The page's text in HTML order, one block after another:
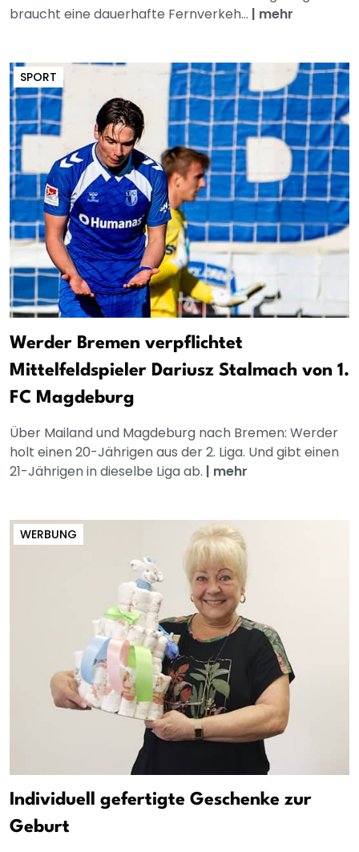
braucht eine dauerhafte Fernverkeh... | mehr
SPORT
Werder Bremen verpflichtet
Mittelfeldspieler Dariusz Stalmach von 1.
FC Magdeburg
Über Mailand und Magdeburg nach Bremen: Werder
holt einen 20-Jährigen aus der 2. Liga. Und gibt einen
21-Jährigen in dieselbe Liga ab. | mehr
WERBUNG
Individuell gefertigte Geschenke zur
Geburt